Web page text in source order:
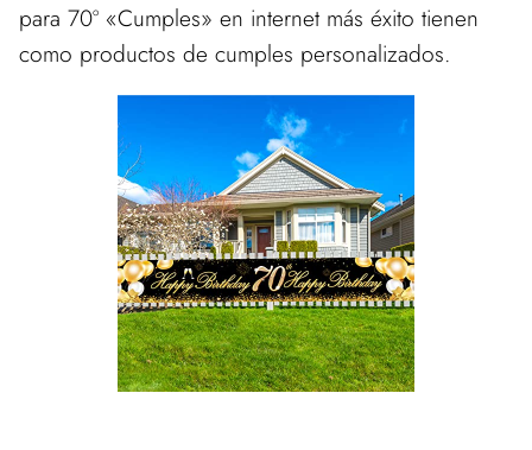
para 70º «Cumples» en internet más éxito tienen
como productos de cumples personalizados.